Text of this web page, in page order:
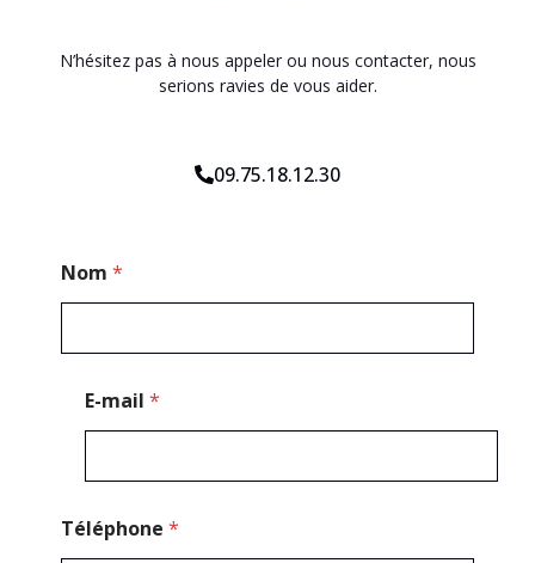
N’hésitez pas à nous appeler ou nous contacter, nous
serions ravies de vous aider.
09.75.18.12.30
Nom *
E-mail *
Téléphone *